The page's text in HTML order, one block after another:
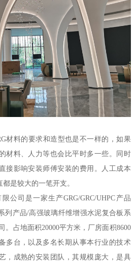
材料的要求和造型也是不一样的，如果
材料、人力等也会比平时多一些。同时
接影响安装师傅安装的费用。人工成本
是较大的一笔开支。
公司是一家生产GRG/GRC/UHPC产品
列产品/高强玻璃纤维增强水泥复合板系
。占地面积20000平方米，厂房面积8600
多台，以及多名长期从事本行业的技术
，成熟的安装团队，其规模庞大，是具